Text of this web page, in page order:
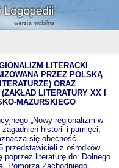
LITERACKI
PRZEZ POLSKĄ
ORAZ
LITERATURY XX I
MAZURSKIEGO
„Nowy regionalizm w
zagadnień historii i pamięci,
się obecność
przedstawicieli z ośrodków
literaturę do: Dolnego
Pomorza Zachodniego,